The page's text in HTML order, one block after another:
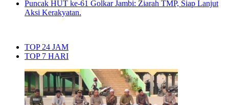
Puncak HUT ke-61 Golkar Jambi: Ziarah TMP, Siap Lanjut
Aksi Kerakyatan.
TOP 24 JAM
TOP 7 HARI